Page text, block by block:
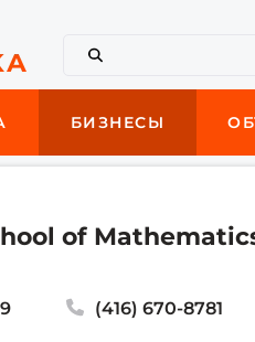
БИЗНЕСЫ
of
(416) 670-8781